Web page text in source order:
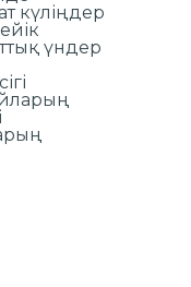
күліңдер
үндер